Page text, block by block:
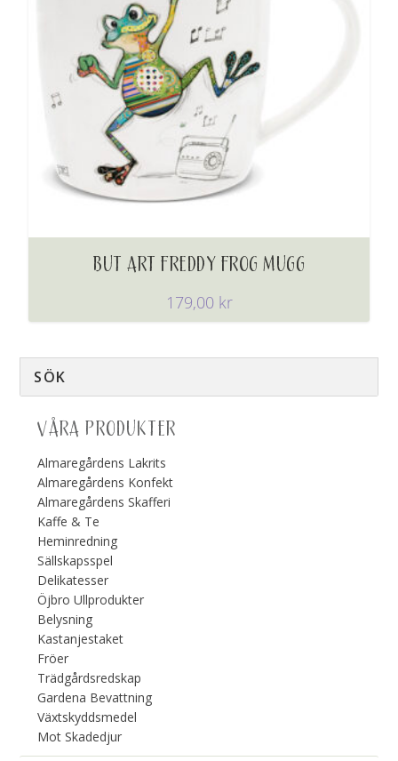
BUT ART FREDDY FROG MUGG
179,00 kr
VÅRA PRODUKTER
Almaregårdens Lakrits
Almaregårdens Konfekt
Almaregårdens Skafferi
Kaffe & Te
Heminredning
Sällskapsspel
Delikatesser
Öjbro Ullprodukter
Belysning
Kastanjestaket
Fröer
Trädgårdsredskap
Gardena Bevattning
Växtskyddsmedel
Mot Skadedjur